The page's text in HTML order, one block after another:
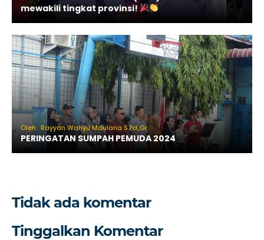
mewakili tingkat provinsi!
Oleh : Rayyan Wahyu Maulana S.Pd.,Gr
PERINGATAN SUMPAH PEMUDA 2024
Tidak ada komentar
Tinggalkan Komentar